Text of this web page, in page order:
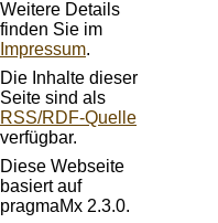
Weitere Details
finden Sie im
Impressum.
Die Inhalte dieser
Seite sind als
RSS/RDF-Quelle
verfügbar.
Diese Webseite
basiert auf
pragmaMx 2.3.0.